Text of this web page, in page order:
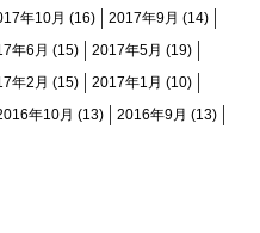
年10月 (16) 2017年9月 (14)
年6月 (15) 2017年5月 (19)
年2月 (15) 2017年1月 (10)
年10月 (13) 2016年9月 (13)